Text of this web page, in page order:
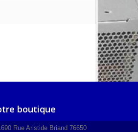
boutique
Rue Aristide Briand 76650